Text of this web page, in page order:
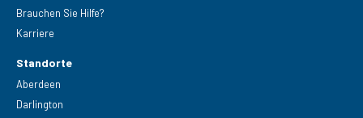
Brauchen Sie Hilfe?
Karriere
Standorte
Aberdeen
Darlington